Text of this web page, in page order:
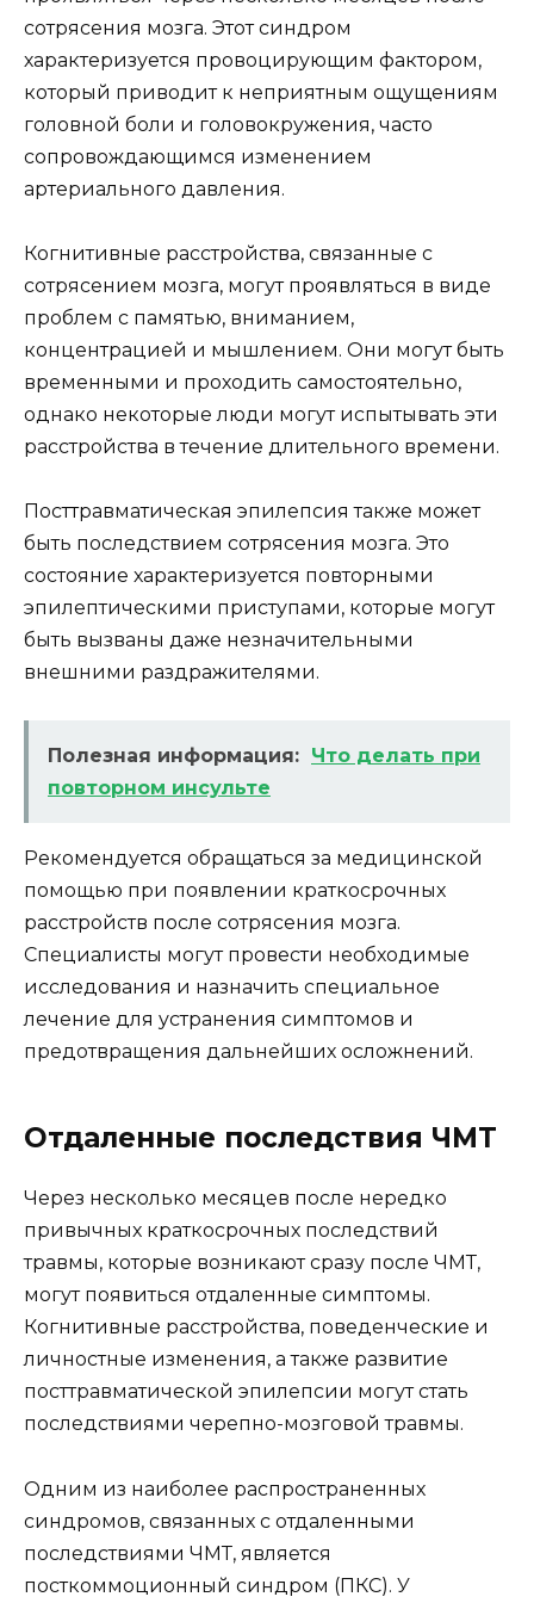
сотрясения мозга. Этот синдром
характеризуется провоцирующим фактором,
который приводит к неприятным ощущениям
головной боли и головокружения, часто
сопровождающимся изменением
артериального давления.
Когнитивные расстройства, связанные с
сотрясением мозга, могут проявляться в виде
проблем с памятью, вниманием,
концентрацией и мышлением. Они могут быть
временными и проходить самостоятельно,
однако некоторые люди могут испытывать эти
расстройства в течение длительного времени.
Посттравматическая эпилепсия также может
быть последствием сотрясения мозга. Это
состояние характеризуется повторными
эпилептическими приступами, которые могут
быть вызваны даже незначительными
внешними раздражителями.
Полезная информация: Что делать при
повторном инсульте
Рекомендуется обращаться за медицинской
помощью при появлении краткосрочных
расстройств после сотрясения мозга.
Специалисты могут провести необходимые
исследования и назначить специальное
лечение для устранения симптомов и
предотвращения дальнейших осложнений.
Отдаленные последствия ЧМТ
Через несколько месяцев после нередко
привычных краткосрочных последствий
травмы, которые возникают сразу после ЧМТ,
могут появиться отдаленные симптомы.
Когнитивные расстройства, поведенческие и
личностные изменения, а также развитие
посттравматической эпилепсии могут стать
последствиями черепно-мозговой травмы.
Одним из наиболее распространенных
синдромов, связанных с отдаленными
последствиями ЧМТ, является
посткоммоционный синдром (ПКС). У